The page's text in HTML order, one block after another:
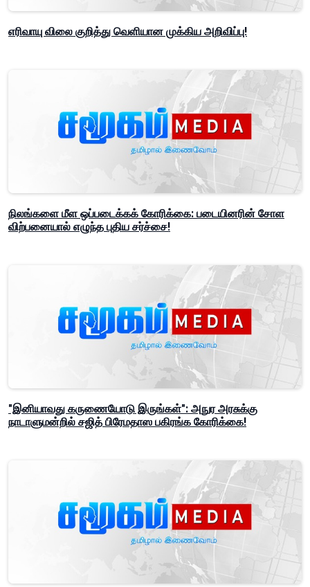
எரிவாயு விலை குறித்து வெளியான முக்கிய அறிவிப்பு!
நிலங்களை மீள ஒப்படைக்கக் கோரிக்கை: படையினரின் சோள
விற்பனையால் எழுந்த புதிய சர்ச்சை!
"இனியாவது கருணையோடு இருங்கள்": அநுர அரசுக்கு
நாடாளுமன்றில் சஜித் பிரேமதாஸ பகிரங்க கோரிக்கை!